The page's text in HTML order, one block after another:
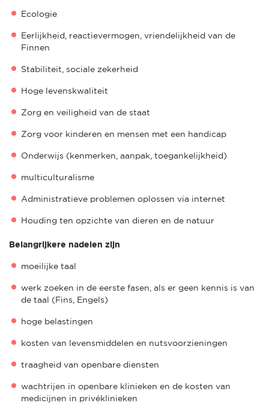
Ecologie
Eerlijkheid, reactievermogen, vriendelijkheid van de
Finnen
Stabiliteit, sociale zekerheid
Hoge levenskwaliteit
Zorg en veiligheid van de staat
Zorg voor kinderen en mensen met een handicap
Onderwijs (kenmerken, aanpak, toegankelijkheid)
multiculturalisme
Administratieve problemen oplossen via internet
Houding ten opzichte van dieren en de natuur
Belangrijkere nadelen zijn
moeilijke taal
werk zoeken in de eerste fasen, als er geen kennis is van
de taal (Fins, Engels)
hoge belastingen
kosten van levensmiddelen en nutsvoorzieningen
traagheid van openbare diensten
wachtrijen in openbare klinieken en de kosten van
medicijnen in privéklinieken